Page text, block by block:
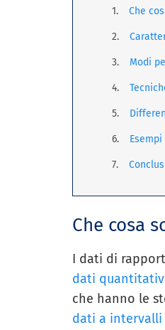
Che
Modi
Che cosa
I dati di
dati
che hanno le
dati a intervalli